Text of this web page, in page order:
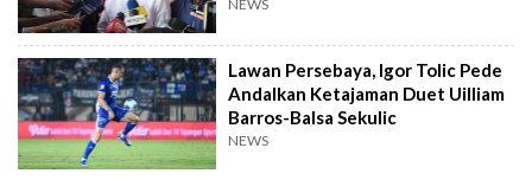
NEWS
Lawan Persebaya, Igor Tolic Pede
Andalkan Ketajaman Duet Uilliam
Barros-Balsa Sekulic
NEWS